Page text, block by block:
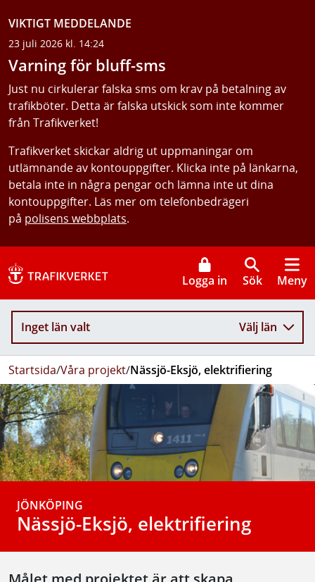
VIKTIGT MEDDELANDE
23 juli 2026 kl. 14:24
Varning för bluff-sms
Just nu cirkulerar falska sms om krav på betalning av
trafikböter. Detta är falska utskick som inte kommer
från Trafikverket!
Trafikverket skickar aldrig ut uppmaningar om
utlämnande av kontouppgifter. Klicka inte på länkarna,
betala inte in några pengar och lämna inte ut dina
kontouppgifter. Läs mer om telefonbedrägeri
på polisens webbplats.
Logga in Sök Meny
Inget län valt Välj län
Startsida/Våra projekt/Nässjö-Eksjö, elektrifiering
JÖNKÖPING
Nässjö-Eksjö, elektrifiering